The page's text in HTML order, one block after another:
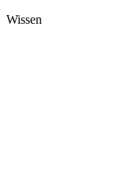
Wissen